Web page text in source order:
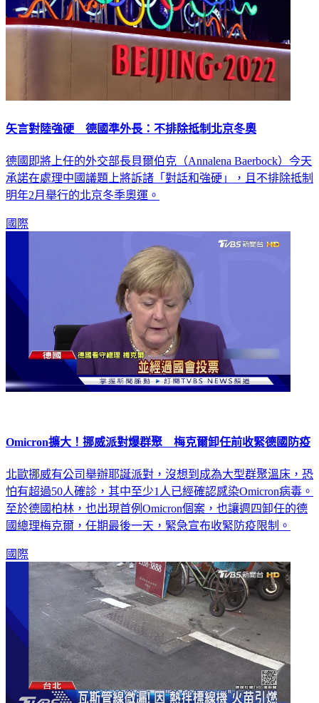
矢言對陸強硬 德國準外長：不排除抵制北京冬奧
德國即將上任的外交部長貝爾伯克（Annalena Baerbock）今天
承諾在處理中國議題上將訴諸「對話和強硬」，且不排除抵制
明年2月舉行的北京冬季奧運。
國際
Omicron擴大！挪威派對爆群聚 梅克爾卸任前收緊德國防疫
北歐挪威有公司舉辦耶誕派對，沒想到成為大型群聚溫床，恐
怕有超過50人確診，其中至少1人已經確認感染Omicron病毒。
至於德國柏林，也出現首例Omicron個案，也讓週四卸任的德
國總理梅克爾，任期最後一天，緊急宣布收緊防疫限制。
國際